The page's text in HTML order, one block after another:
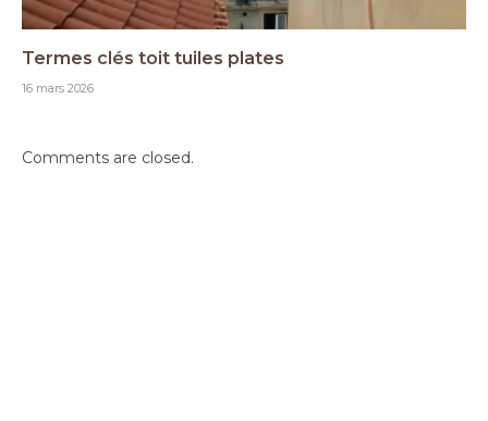
Termes clés toit tuiles plates
16 mars 2026
Comments are closed.